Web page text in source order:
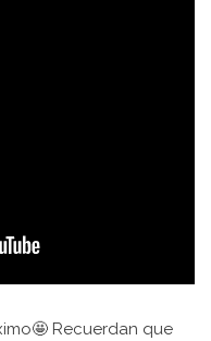
Recuerdan que